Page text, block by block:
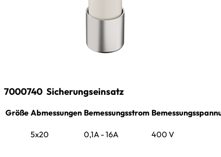
7000740 Sicherungseinsatz
Größe Abmessungen Bemessungsstrom
5x20 0,1A - 16A 400 V